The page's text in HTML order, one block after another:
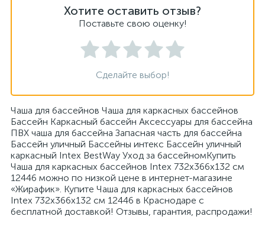
Хотите оставить отзыв?
Поставьте свою оценку!
Сделайте выбор!
Чаша для бассейнов Чаша для каркасных бассейнов
Бассейн Каркасный бассейн Аксессуары для бассейна
ПВХ чаша для бассейна Запасная часть для бассейна
Бассейн уличный Бассейны интекс Бассейн уличный
каркасный Intex BestWay Уход за бассейномКупить
Чаша для каркасных бассейнов Intex 732x366x132 см
12446 можно по низкой цене в интернет-магазине
«Жирафик». Купите Чаша для каркасных бассейнов
Intex 732x366x132 см 12446 в Краснодаре с
бесплатной доставкой! Отзывы, гарантия, распродажи!